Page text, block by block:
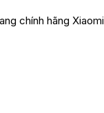
chính hãng Xiaomi